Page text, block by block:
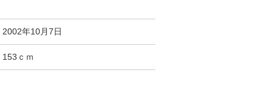
2002年10月7日
153ｃｍ